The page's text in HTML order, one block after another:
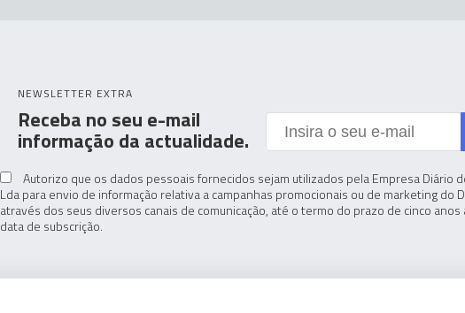
NEWSLETTER EXTRA
Receba no seu e-mail
informação da actualidade.
Autorizo que os dados pessoais fornecidos sejam utilizados pela Empresa Diário
Lda para envio de informação relativa a campanhas promocionais ou de marketing do
através dos seus diversos canais de comunicação, até o termo do prazo de cinco anos
data de subscrição.